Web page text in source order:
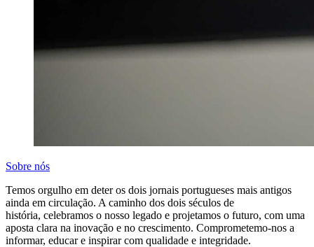
Sobre nós
Temos orgulho em deter os dois jornais portugueses mais antigos
ainda em circulação. A caminho dos dois séculos de
história, celebramos o nosso legado e projetamos o futuro, com uma
aposta clara na inovação e no crescimento. Comprometemo-nos a
informar, educar e inspirar com qualidade e integridade.